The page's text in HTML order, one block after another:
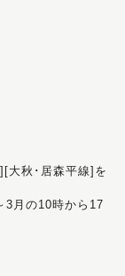
大秋･居森平線]を
3月の10時から17